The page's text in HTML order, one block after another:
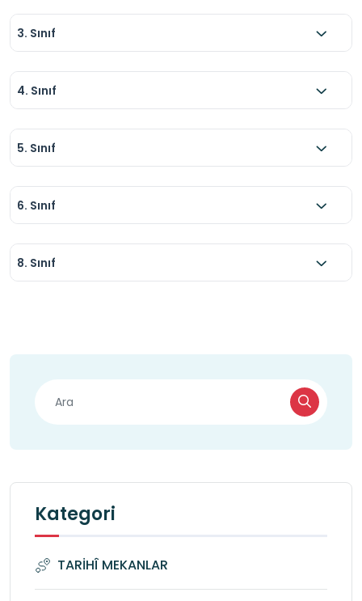
3. Sınıf
4. Sınıf
5. Sınıf
6. Sınıf
8. Sınıf
Kategori
TARİHÎ MEKANLAR